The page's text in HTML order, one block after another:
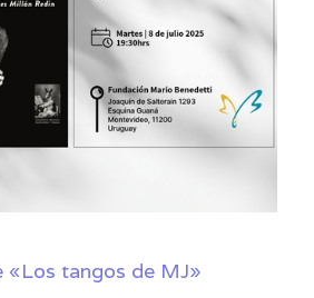
«Los tangos de MJ»